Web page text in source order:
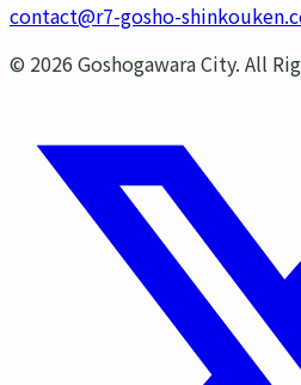
contact@r7-gosho-
© 2026 Goshogawara City. All